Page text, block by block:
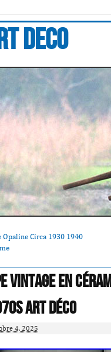
deco
Opaline Circa 1930 1940
Vintage en
Art Déco
4, 2025